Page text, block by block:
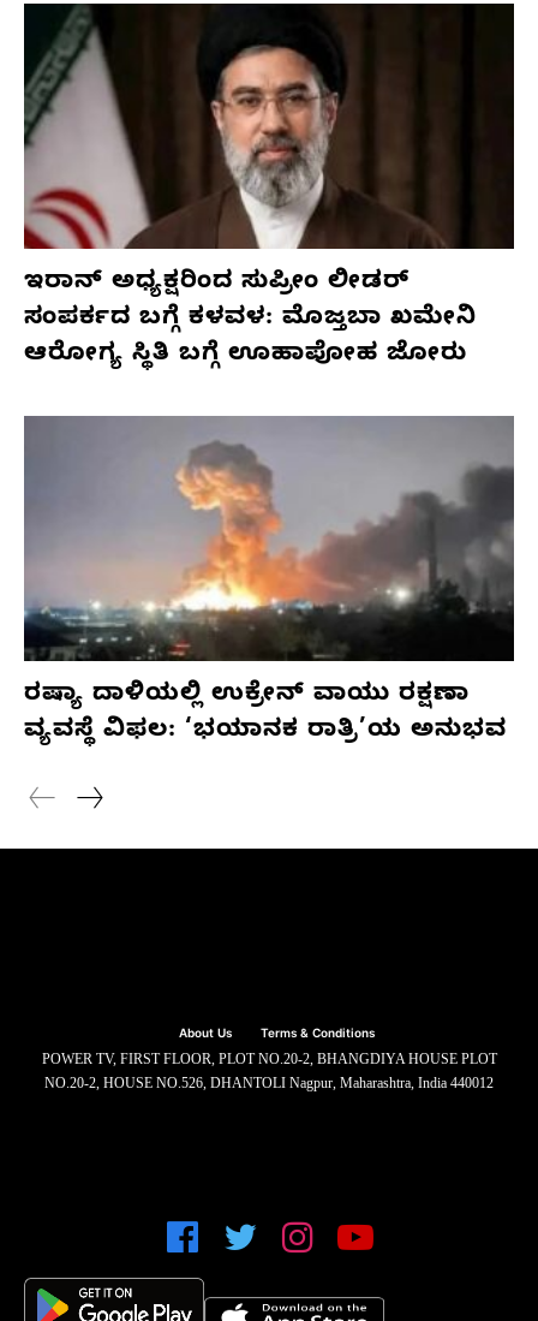
ಇರಾನ್ ಅಧ್ಯಕ್ಷರಿಂದ ಸುಪ್ರೀಂ ಲೀಡರ್
ಸಂಪರ್ಕದ ಬಗ್ಗೆ ಕಳವಳ: ಮೊಜ್ತಬಾ ಖಮೇನಿ
ಆರೋಗ್ಯ ಸ್ಥಿತಿ ಬಗ್ಗೆ ಊಹಾಪೋಹ ಜೋರು
ರಷ್ಯಾ ದಾಳಿಯಲ್ಲಿ ಉಕ್ರೇನ್ ವಾಯು ರಕ್ಷಣಾ
ವ್ಯವಸ್ಥೆ ವಿಫಲ: ‘ಭಯಾನಕ ರಾತ್ರಿ’ಯ ಅನುಭವ
About Us Terms & Conditions
POWER TV, FIRST FLOOR, PLOT NO.20-2, BHANGDIYA HOUSE PLOT
NO.20-2, HOUSE NO.526, DHANTOLI Nagpur, Maharashtra, India 440012